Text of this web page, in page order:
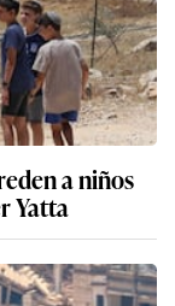
a niños
Yatta